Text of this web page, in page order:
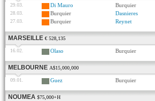
29.03. Di Mauro Burquier
28.03. Burquier Dasnieres
27.03. Burquier Reynet
MARSEILLE € 528,135
16.02. Olaso Burquier
MELBOURNE A$15,000,000
09.01. Guez Burquier
NOUMEA $75,000+H